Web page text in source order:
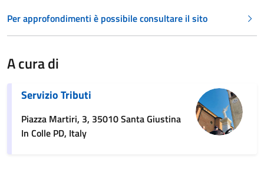
Per approfondimenti è possibile consultare il sito
A cura di
Servizio Tributi
Piazza Martiri, 3, 35010 Santa Giustina
In Colle PD, Italy